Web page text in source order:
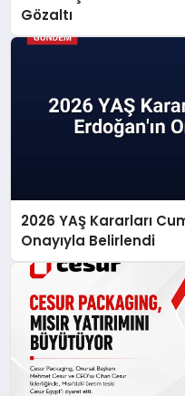
Gözaltı
2026 YAŞ Kararları
Onayıyla Belirlendi